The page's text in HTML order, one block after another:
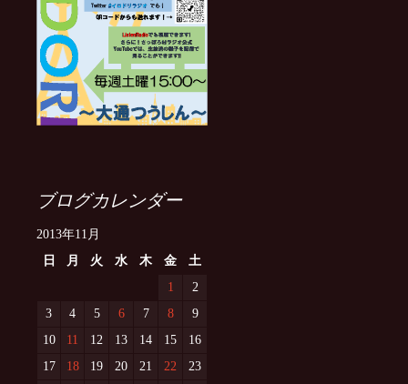
ブログカレンダー
2013年11月
日
月 火 水 木 金
土
1
2
3
4 5 6 7 8
9
10
11 12 13 14 15
16
17
18 19 20 21 22
23